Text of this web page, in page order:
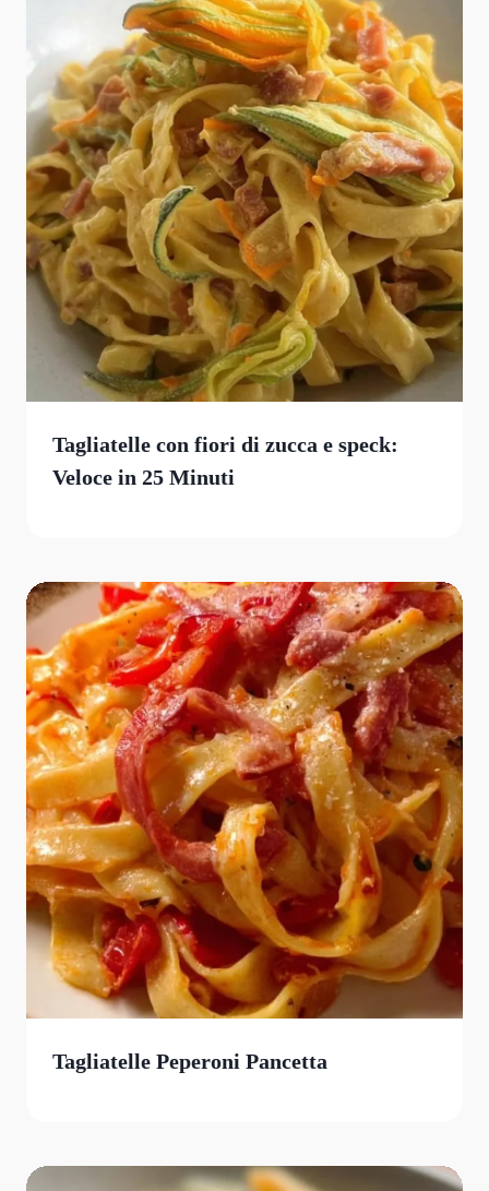
Tagliatelle con fiori di zucca e speck:
Veloce in 25 Minuti
Tagliatelle Peperoni Pancetta